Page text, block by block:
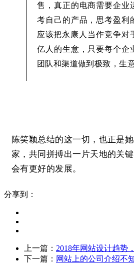
售，真正的电商需要企业
考自己的产品，思考盈利
应该把永康人当作竞争对
亿人的生意，只要每个企
团队和渠道做到极致，生
陈笑颖总结的这一切，也正是
家，共同拼搏出一片天地的关
会有更好的发展。
分享到：
上一篇： 2018年网站设计趋势
下一篇： 网站上的公司介绍不